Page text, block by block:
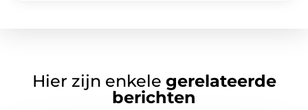
Hier zijn enkele gerelateerde
berichten